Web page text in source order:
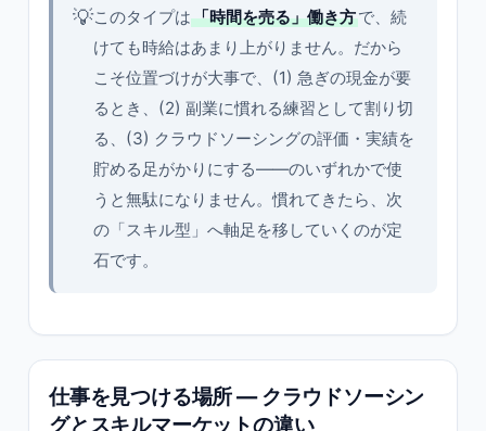
💡このタイプは「時間を売る」働き方で、続
けても時給はあまり上がりません。だから
こそ位置づけが大事で、(1) 急ぎの現金が要
るとき、(2) 副業に慣れる練習として割り切
る、(3) クラウドソーシングの評価・実績を
貯める足がかりにする——のいずれかで使
うと無駄になりません。慣れてきたら、次
の「スキル型」へ軸足を移していくのが定
石です。
仕事を見つける場所 — クラウドソーシン
グとスキルマーケットの違い